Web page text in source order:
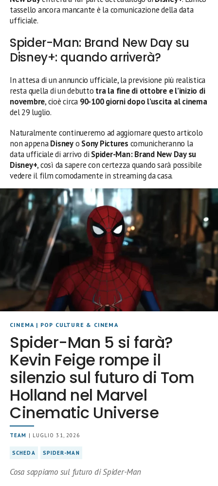
tassello ancora mancante è la comunicazione della data
ufficiale.
Spider-Man: Brand New Day su
Disney+: quando arriverà?
In attesa di un annuncio ufficiale, la previsione più realistica
resta quella di un debutto tra la fine di ottobre e l’inizio di
novembre, cioè circa 90-100 giorni dopo l’uscita al cinema
del 29 luglio.
Naturalmente continueremo ad aggiornare questo articolo
non appenaDisneyo Sony Pictures comunicheranno la
data ufficiale di arrivo di Spider-Man: Brand New Day su
Disney+, così da sapere con certezza quando sarà possibile
vedere il film comodamente in streaming da casa.
CINEMA | POP CULTURE & CINEMA
Spider-Man 5 si farà?
Kevin Feige rompe il
silenzio sul futuro di Tom
Holland nel Marvel
Cinematic Universe
TEAM | LUGLIO 31, 2026
SCHEDA SPIDER-MAN
Cosa sappiamo sul futuro di Spider-Man